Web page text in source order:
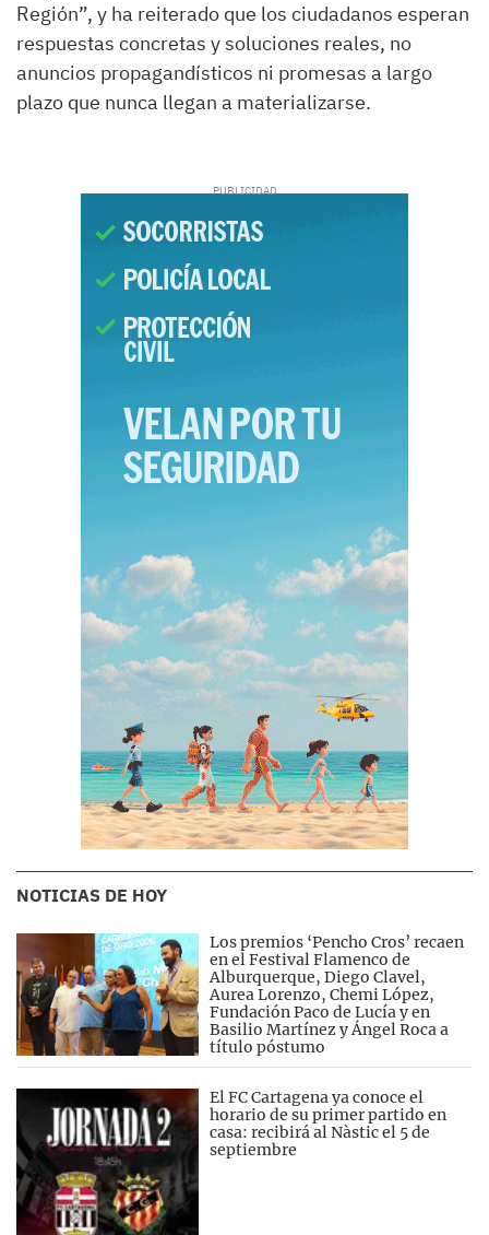
Región”, y ha reiterado que los ciudadanos esperan
respuestas concretas y soluciones reales, no
anuncios propagandísticos ni promesas a largo
plazo que nunca llegan a materializarse.
NOTICIAS DE HOY
Los premios ‘Pencho Cros’ recaen
en el Festival Flamenco de
Alburquerque, Diego Clavel,
Aurea Lorenzo, Chemi López,
Fundación Paco de Lucía y en
Basilio Martínez y Ángel Roca a
título póstumo
El FC Cartagena ya conoce el
horario de su primer partido en
casa: recibirá al Nàstic el 5 de
septiembre